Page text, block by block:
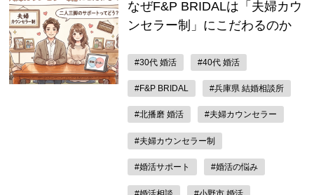
なぜF&P BRIDALは「夫婦カウ
ンセラー制」にこだわるのか
#30代 婚活 #40代 婚活
#F&P BRIDAL #兵庫県 結婚相談所
#北播磨 婚活 #夫婦カウンセラー
#夫婦カウンセラー制
#婚活サポート #婚活の悩み